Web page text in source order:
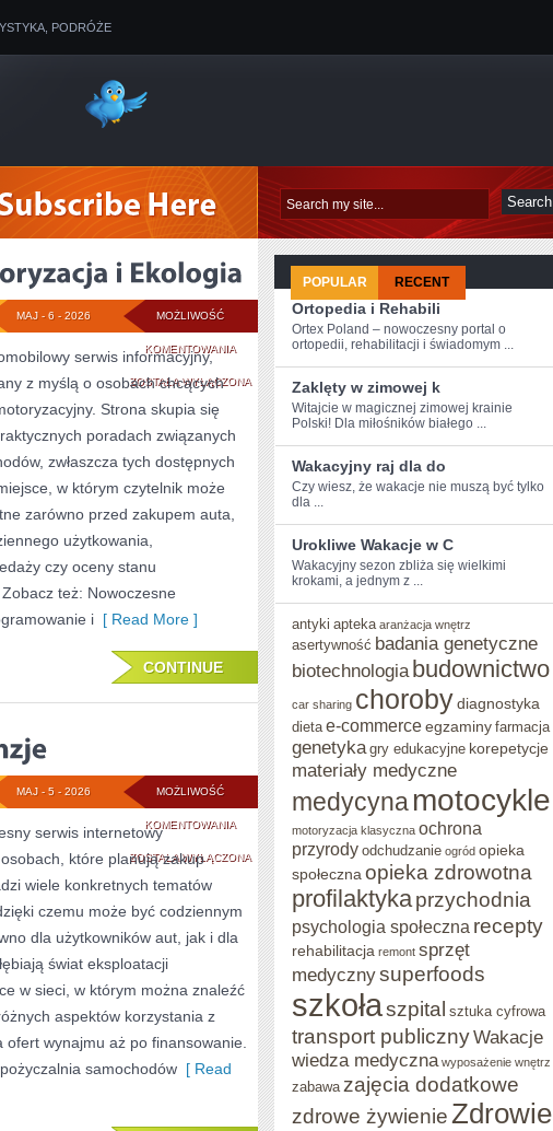
PODRÓŻE
MOŻLIWOŚĆ
KOMENTOWANIAZIELONA
MOTORYZACJA
EKOLOGIA
ZOSTAŁA WYŁĄCZONA
MAJ - 6 - 2026
serwis informacyjny,
z myślą o osobach chcących
Strona skupia się
poradach związanych
zwłaszcza tych dostępnych
w którym czytelnik może
zarówno przed zakupem auta,
użytkowania,
czy oceny stanu
też: Nowoczesne
i [ Read More ]
CONTINUE
MOŻLIWOŚĆ
KOMENTOWANIATESTY
I
RECENZJE
ZOSTAŁA WYŁĄCZONA
MAJ - 5 - 2026
serwis internetowy
które planują zakup
wiele konkretnych tematów
czemu może być codziennym
dla użytkowników aut, jak i dla
świat eksploatacji
w sieci, w którym można znaleźć
aspektów korzystania z
wynajmu aż po finansowanie.
samochodów [ Read
POPULAR RECENT
Ortopedia i Rehabili
Ortex Poland – nowoczesny portal o
ortopedii, rehabilitacji i świadomym ...
Zaklęty w zimowej k
Witajcie w magicznej zimowej krainie
Polski! Dla miłośników białego ...
Wakacyjny raj dla do
Czy wiesz, ⁤że wakacje nie muszą być ​tylko
dla ...
Urokliwe Wakacje w C
Wakacyjny sezon zbliża ‌się ⁣wielkimi
‍krokami, a jednym z ...
antyki apteka aranżacja wnętrz
asertywność badania genetyczne
biotechnologia budownictwo
car sharing chorobydiagnostyka
dieta e-commerceegzaminy farmacja
genetyka gry edukacyjne korepetycje
materiały medyczne
medycynamotocykle
motoryzacja klasyczna ochrona
przyrody odchudzanie ogród opieka
społeczna opieka zdrowotna
profilaktykaprzychodnia
psychologia społeczna recepty
rehabilitacja remont sprzęt
medycznysuperfoods
szkołaszpital sztuka cyfrowa
transport publicznyWakacje
wiedza medyczna wyposażenie wnętrz
zabawa zajęcia dodatkowe
zdrowe żywienieZdrowie